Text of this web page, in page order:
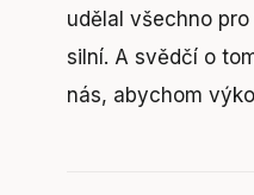
udělal všechno
silní. A svědčí o
nás, abychom